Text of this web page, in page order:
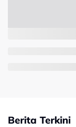
Berita Terkini